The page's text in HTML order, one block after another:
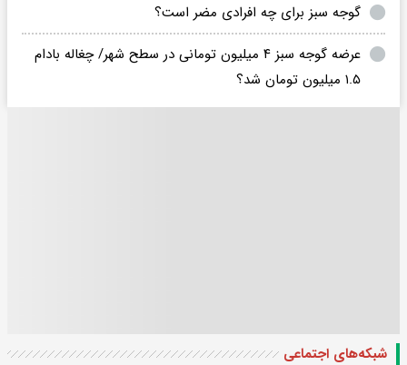
گوجه سبز برای چه افرادی مضر است؟
عرضه گوجه سبز ۴ میلیون تومانی در سطح شهر/ چغاله بادام
۱.۵ میلیون تومان شد؟
شبکه‌های اجتماعی